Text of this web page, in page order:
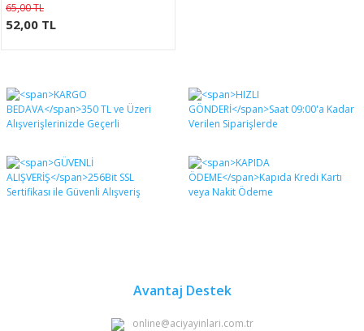
65,00 TL
52,00 TL
Avantaj Destek
online@aciyayinlari.com.tr